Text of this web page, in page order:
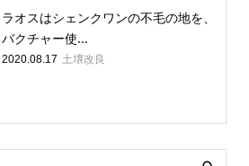
ラオスはシェンクワンの不毛の地を、
バクチャー使...
2020.08.17 土壌改良